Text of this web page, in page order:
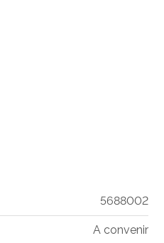
5688002
A convenir